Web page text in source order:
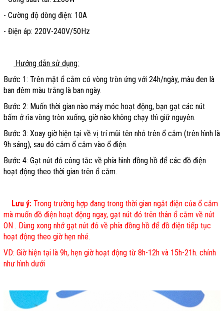
- Cường độ dòng điện: 10A
- Điện áp: 220V-240V/50Hz
Hướng dẫn sử dụng:
Bước 1: Trên mặt ổ cắm có vòng tròn ứng với 24h/ngày, màu đen là
ban đêm màu trắng là ban ngày.
Bước 2: Muốn thời gian nào máy móc hoạt động, bạn gạt các nút
bấm ở rìa vòng tròn xuống, giờ nào không chạy thì giữ nguyên.
Bước 3: Xoay giờ hiện tại về vị trí mũi tên nhỏ trên ổ cắm (trên hình là
9h sáng), sau đó cắm ổ cắm vào ổ điện.
Bước 4: Gạt nút đỏ công tắc về phía hình đồng hồ để các đồ điện
hoạt động theo thời gian trên ổ cắm.
Lưu ý: Trong trường hợp đang trong thời gian ngắt điện của ổ cắm
mà muốn đồ điện hoạt động ngay, gạt nút đỏ trên thân ổ cắm về nút
ON . Dùng xong nhớ gạt nút đỏ về phía đồng hồ để đồ điện tiếp tục
hoạt động theo giờ hẹn nhé.
VD: Giờ hiện tại là 9h, hẹn giờ hoạt động từ 8h-12h và 15h-21h. chỉnh
như hình dưới